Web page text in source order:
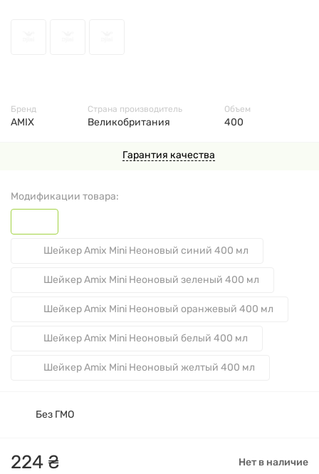
Гарантия качества
Модификации товара:
Шейкер Amix Mini Неоновый синий 400 мл
Шейкер Amix Mini Неоновый зеленый 400 мл
Шейкер Amix Mini Неоновый оранжевый 400 мл
Шейкер Amix Mini Неоновый белый 400 мл
Шейкер Amix Mini Неоновый желтый 400 мл
224 ₴ Нет в наличие
Без ГМО
Бренд
AMIX
Страна производитель
Великобритания
Объем
400